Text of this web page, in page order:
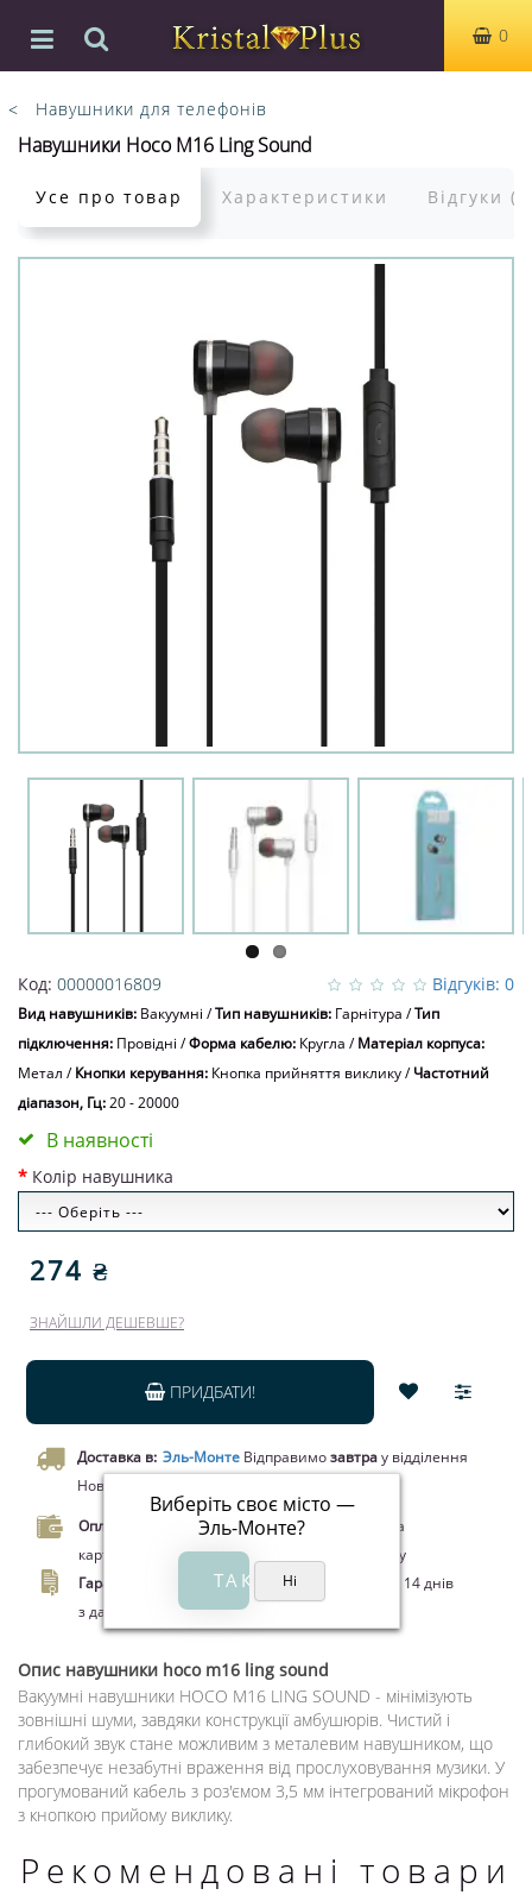
0
Навушники для телефонів
Навушники Hoco M16 Ling Sound
Усе про товар Характеристики Відгуки
Відгуків: 0
Код: 00000016809
Вид навушників: Вакуумні /Тип навушників: Гарнітура /Тип
підключення: Провідні /Форма кабелю: Кругла /Матеріал корпуса:
Метал /Кнопки керування: Кнопка прийняття виклику/Частотний
діапазон, Гц:20 - 20000
В наявності
Колір навушника
274 ₴
ЗНАЙШЛИ ДЕШЕВШЕ?
ПРИДБАТИ!
Доставка в: Эль-Монте
Виберіть своє місто —
Эль-Монте?
Відправимозавтрау відділення
Нової пошти чи кур’єром.
Оплата.
Оплата при отриманні товару, Оплата
карткою Visa/MasterCard, Google Pay, Apple Pay
Гарантія.
Обмін/повернення товару протягом 14 днів
з дати покупки - на виробничий шлюб.
Опис навушники hoco m16 ling sound
Вакуумні навушники HOCO M16 LING SOUND - мінімізують
зовнішні шуми, завдяки конструкції амбушюрів. Чистий і
глибокий звук стане можливим з металевим навушником, що
забезпечує незабутні враження від прослуховування музики. У
прогумований кабель з роз'ємом 3,5 мм інтегрований мікрофон
з кнопкою прийому виклику.
Рекомендовані товари